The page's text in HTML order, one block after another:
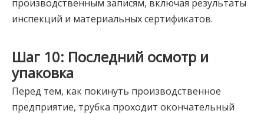
производственным записям, включая результаты
инспекций и материальных сертификатов.
Шаг 10: Последний осмотр и
упаковка
Перед тем, как покинуть производственное
предприятие, трубка проходит окончательный